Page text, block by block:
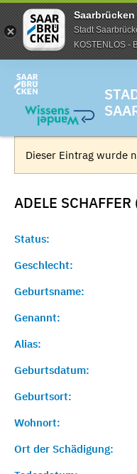
Saarbrücken
Stadt
KOSTENLOS -
Dieser Eintrag wurde
ADELE
Status:
Geschlecht:
Geburtsname:
Genannt:
Alias:
Geburtsdatum:
Geburtsort:
Wohnort:
Ort der Schädigung: